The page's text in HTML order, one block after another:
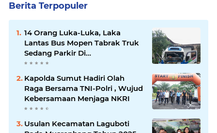
Berita Terpopuler
14 Orang Luka-Luka, Laka
Lantas Bus Mopen Tabrak Truk
Sedang Parkir Di
Siborongborong
Kapolda Sumut Hadiri Olah
Raga Bersama TNI-Polri , Wujud
Kebersamaan Menjaga NKRI
Usulan Kecamatan Laguboti